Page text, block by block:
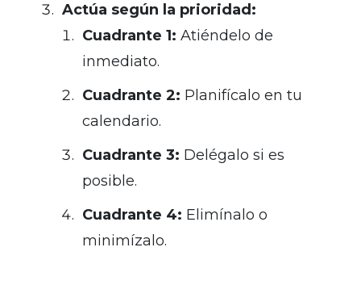
Actúa según la prioridad:
Cuadrante 1: Atiéndelo de
inmediato.
Cuadrante 2: Planifícalo en tu
calendario.
Cuadrante 3: Delégalo si es
posible.
Cuadrante 4: Elimínalo o
minimízalo.